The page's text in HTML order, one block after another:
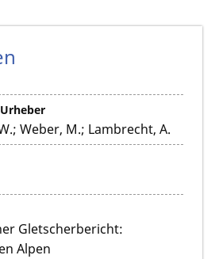
Weber, M.; Lambrecht, A.
Gletscherbericht:
Alpen